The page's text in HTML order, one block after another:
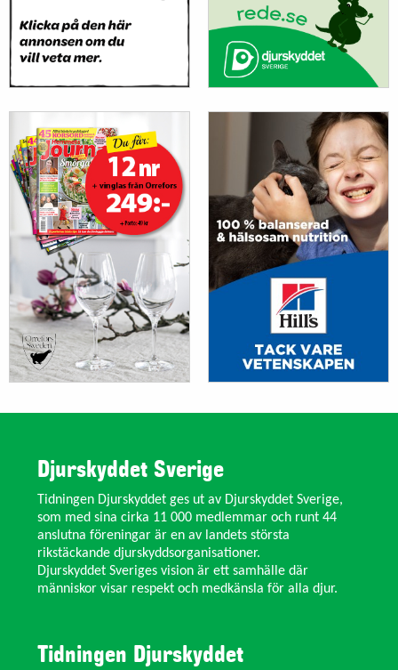
Djurskyddet Sverige
Tidningen Djurskyddet ges ut av Djurskyddet Sverige,
som med sina cirka 11 000 medlemmar och runt 44
anslutna föreningar är en av landets största
rikstäckande djurskyddsorganisationer.
Djurskyddet Sveriges vision är ett samhälle där
människor visar respekt och medkänsla för alla djur.
Tidningen Djurskyddet